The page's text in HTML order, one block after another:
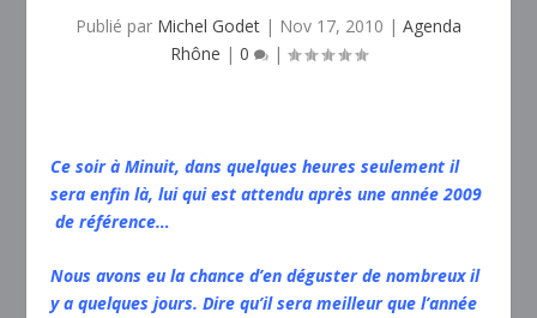
Publié par Michel Godet | Nov 17, 2010 | Agenda
Rhône | 0 |
Ce soir à Minuit, dans quelques heures seulement il
sera enfin là, lui qui est attendu après une année 2009
de référence…
Nous avons eu la chance d’en déguster de nombreux il
y a quelques jours. Dire qu’il sera meilleur que l’année